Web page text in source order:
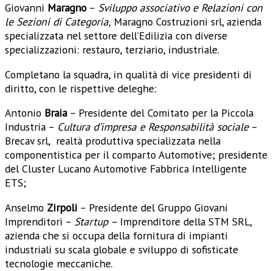
Giovanni Maragno – Sviluppo associativo e Relazioni con
le Sezioni di Categoria, Maragno Costruzioni srl, azienda
specializzata nel settore dell’Edilizia con diverse
specializzazioni: restauro, terziario, industriale.
Completano la squadra, in qualità di vice presidenti di
diritto, con le rispettive deleghe:
Antonio Braia – Presidente del Comitato per la Piccola
Industria – Cultura d’impresa e Responsabilità sociale–
Brecav srl, realtà produttiva specializzata nella
componentistica per il comparto Automotive; presidente
del Cluster Lucano Automotive Fabbrica Intelligente
ETS;
Anselmo Zirpoli – Presidente del Gruppo Giovani
Imprenditori – Startup – Imprenditore della STM SRL,
azienda che si occupa della fornitura di impianti
industriali su scala globale e sviluppo di sofisticate
tecnologie meccaniche.